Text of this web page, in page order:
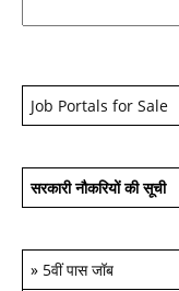
Job Portals for Sale
सरकारी नौकरियों की सूची
» 5वीं पास जॉब